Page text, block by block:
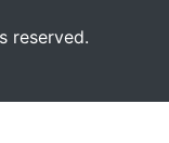
reserved.